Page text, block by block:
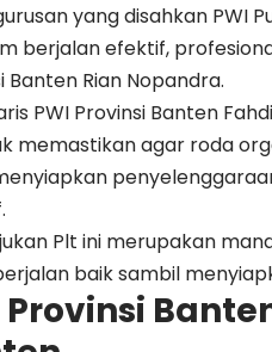
yang disahkan PWI
berjalan efektif,
Banten Rian Nopandra.
PWI Provinsi Banten
memastikan agar roda
Plt ini merupakan
baik sambil
Provinsi